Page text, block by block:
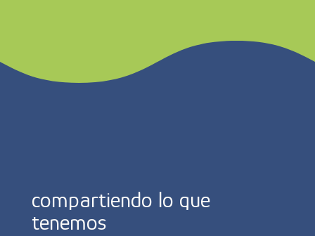
compartiendo lo que
tenemos